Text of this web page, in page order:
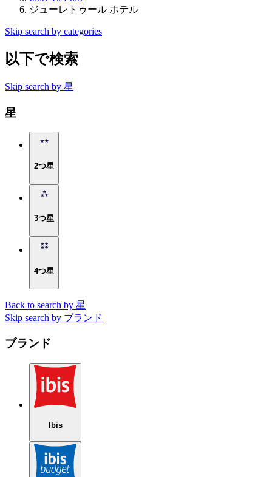
ジューレトゥール ホテル
Skip search by categories
以下で検索
Skip search by 星
星
2つ星
3つ星
4つ星
Back to search by 星
Skip search by ブランド
ブランド
Ibis